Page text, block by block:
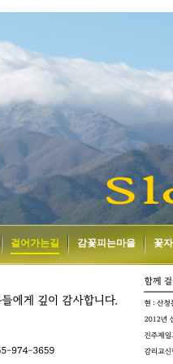
걸어가는길 감꽃피는마을 꽃